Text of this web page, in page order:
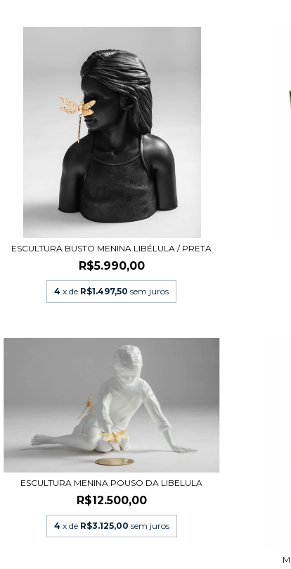
ESCULTURA BUSTO MENINA LIBÉLULA / PRETA
R$5.990,00
4 x de R$1.497,50 sem juros
ESCULTURA MENINA POUSO DA LIBELULA
R$12.500,00
4 x de R$3.125,00 sem juros